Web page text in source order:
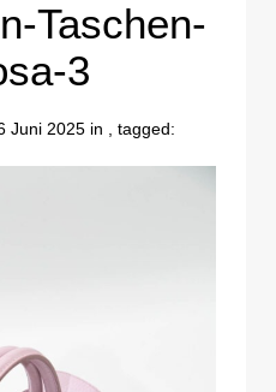
Taschen-
3
Juni 2025 in , tagged: